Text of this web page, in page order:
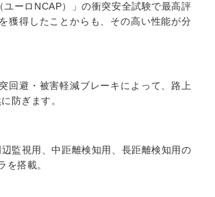
ユーロNCAP）」の衝突安全試験で最高評
獲得したことからも、その高い性能が分
回避・被害軽減ブレーキによって、路上
防ぎます。
監視用、中距離検知用、長距離検知用の
を搭載。